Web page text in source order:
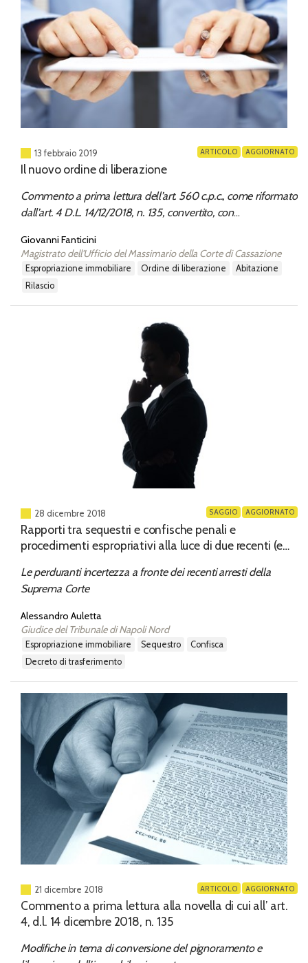
13 febbraio 2019 AGGIORNATO
ARTICOLO
Il nuovo ordine di liberazione
Commento a prima lettura dell’art. 560 c.p.c., come riformato
dall’art. 4 D.L. 14/12/2018, n. 135, convertito, con
Giovanni Fanticini
Magistrato dell'Ufficio del Massimario della Corte di Cassazione
espropriazione immobiliare ordine di liberazione
abitazione
rilascio
28 dicembre 2018 AGGIORNATO
SAGGIO
Rapporti tra sequestri e confische penali e
procedimenti espropriativi alla luce di due recenti (e
Le perduranti incertezza a fronte dei recenti arresti della
Suprema Corte
Alessandro Auletta
Giudice del Tribunale di Napoli Nord
espropriazione immobiliare sequestro
confisca
decreto di trasferimento
21 dicembre 2018 AGGIORNATO
ARTICOLO
Commento a prima lettura alla novella di cui all’ art.
4, d.l. 14 dicembre 2018, n. 135
Modifiche in tema di conversione del pignoramento e